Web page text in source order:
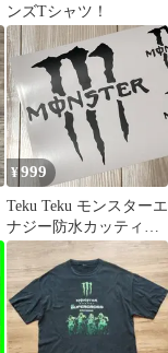
ンズTシャツ！
¥999
Teku Teku モンスターエ
ナジー防水カッティン
グステッカー 大・
小 ３枚セット